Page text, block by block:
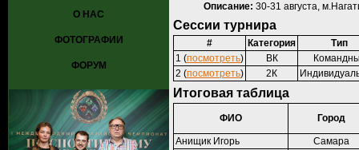
О НАС
ФОТОГРАФИИ
ФОРУМ
Описание: 30-31 августа,
Сессии турнира
# Категория
Тип
1 (посмотреть) ВК
2 (посмотреть) 2К
Итоговая таблица
ФИО Город
Анищик Игорь
Самара